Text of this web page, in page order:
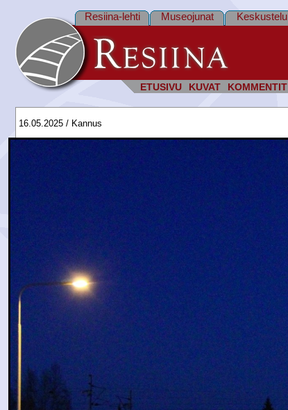
ETUSIVU KUVAT KOMMENTIT
Resiina-lehti Museojunat Keskustelu
16.05.2025 / Kannus